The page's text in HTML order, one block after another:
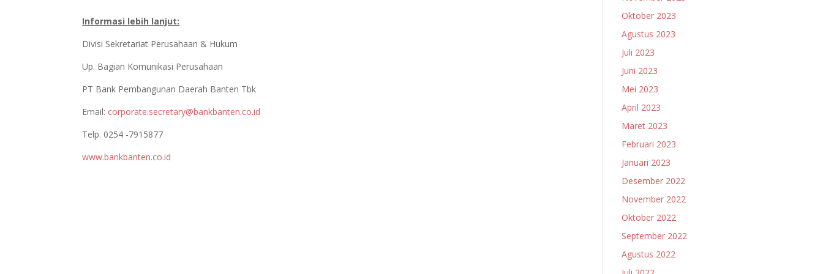
Informasi lebih lanjut:
Divisi Sekretariat Perusahaan & Hukum
Up. Bagian Komunikasi Perusahaan
PT Bank Pembangunan Daerah Banten Tbk
Email: corporate.secretary@bankbanten.co.id
Telp. 0254 -7915877
www.bankbanten.co.id
Oktober 2023
Agustus 2023
Juli 2023
Juni 2023
Mei 2023
April 2023
Maret 2023
Februari 2023
Januari 2023
Desember 2022
November 2022
Oktober 2022
September 2022
Agustus 2022